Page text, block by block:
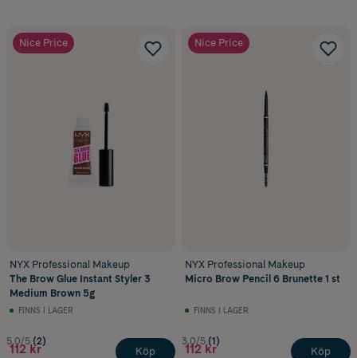
Nice Price
NYX Professional Makeup
The Brow Glue Instant Styler 3
Medium Brown 5g
FINNS I LAGER
5.0/5 (2)
112 kr Köp
Nice Price
NYX Professional Makeup
Micro Brow Pencil 6 Brunette 1 st
FINNS I LAGER
3.0/5 (1)
112 kr Köp